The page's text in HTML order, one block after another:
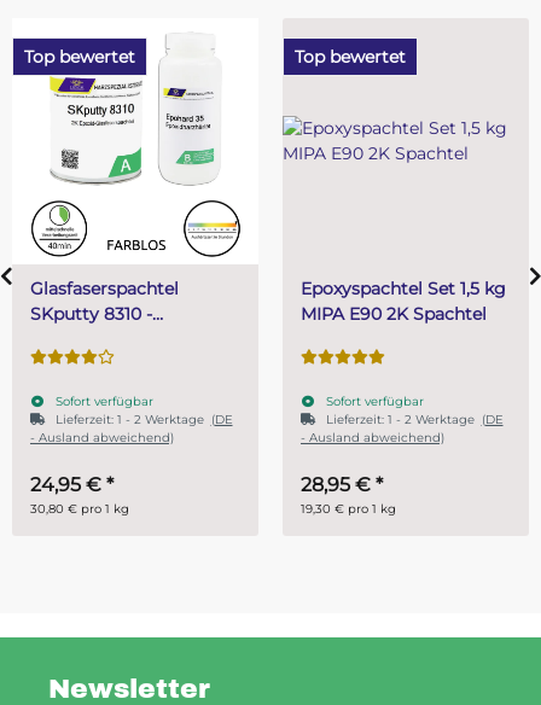
(DE
Top bewertet
Epoxyspachtel Set 1,5 kg
MIPA E90 2K Spachtel
Sofort verfügbar
Lieferzeit:1 - 2 Werktage
(DE
- Ausland abweichend)
19,30 € pro 1 kg
Top bewertet
PUR (Resin) 4
Gießharz SKresin
Sofort verfügbar
29,90 € pro 1 kg
Newsletter